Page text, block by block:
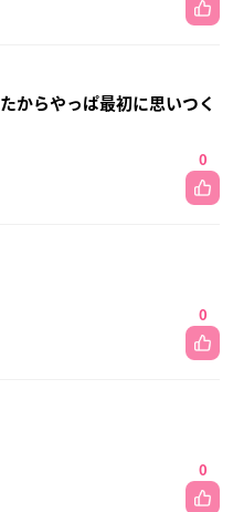
からやっぱ最初に思いつく
0
0
0